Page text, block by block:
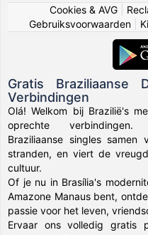
Cookies & AVG
Gebruiksvoorwaarden
Gratis Braziliaanse
Verbindingen
Olá! Welkom bij Brazilië's
oprechte verbindingen.
Braziliaanse singles
stranden, en viert de
cultuur.
Of je nu in Brasília's
Amazone Manaus bent,
passie voor het leven,
Ervaar ons volledig gratis